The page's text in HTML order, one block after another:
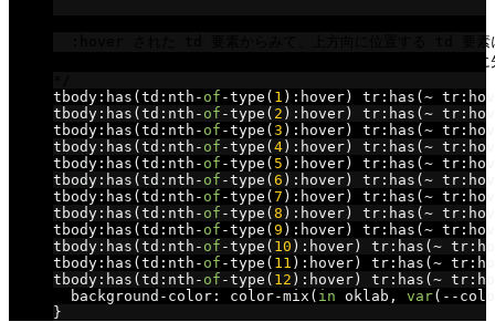
:hover された td 要素からみて、上方向に位置する td 要素
言い方を変えると、:hover された td 要素を含む tr 要素
tbody : has (td : nth - of -type ( 1 ): hover) tr : has (~ tr :
tbody : has (td : nth - of -type ( 2 ): hover) tr : has (~ tr :
tbody : has (td : nth - of -type (3 ): hover) tr : has (~ tr :
tbody : has (td : nth - of -type (4): hover) tr : has (~ tr :
tbody : has (td : nth - of -type ( 5 ): hover) tr : has (~ tr :
tbody : has (td : nth - of -type (6 ): hover) tr : has (~ tr :
tbody : has (td : nth - of -type (7 ): hover) tr : has (~ tr :
tbody : has (td : nth - of -type (8 ): hover) tr : has (~ tr :
tbody : has (td : nth - of -type (9 ): hover) tr : has (~ tr :
tbody : has (td : nth - of -type ( 10 ): hover) tr : has (~ tr :
tbody : has (td : nth - of -type ( 11 ): hover) tr : has (~ tr :
tbody : has (td : nth - of -type ( 12 ): hover) tr : has (~ tr :
  background
- color : color-mix ( in oklab , var(--
}